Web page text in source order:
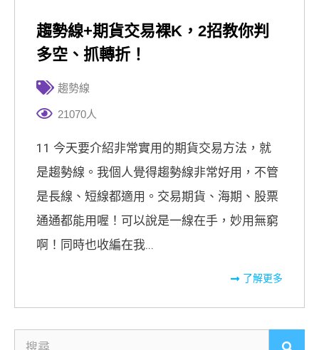
趨勢線+期貨交易裸K，2招教你判
多空、抓轉折！
趨勢線
21070人
11 今天要介紹非常實用的期貨交易方法，就
是趨勢線。我個人覺得趨勢線非常好用，不管
是長線、短線都適用。交易期貨、海期、股票
通通都能用喔！可以說是一線在手，妙用無窮
啊！同時也收編在我...
了解更多